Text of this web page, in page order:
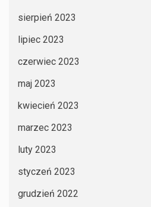
sierpień 2023
lipiec 2023
czerwiec 2023
maj 2023
kwiecień 2023
marzec 2023
luty 2023
styczeń 2023
grudzień 2022